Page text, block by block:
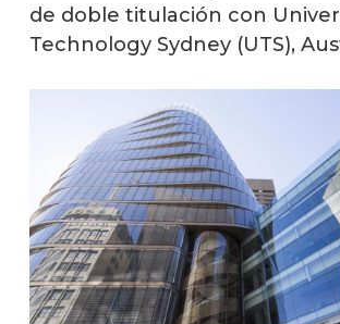
de doble titulación con
Technology Sydney (UTS),